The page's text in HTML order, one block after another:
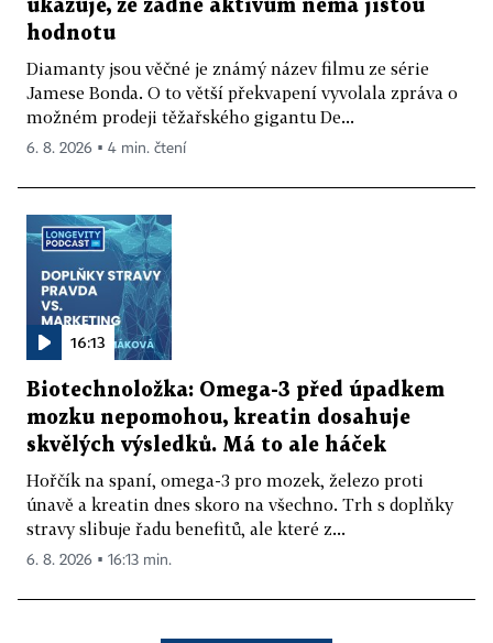
ukazuje, že žádné aktivum nemá jistou
hodnotu
Diamanty jsou věčné je známý název filmu ze série
Jamese Bonda. O to větší překvapení vyvolala zpráva o
možném prodeji těžařského gigantu De...
6. 8. 2026 ▪ 4 min. čtení
16:13
Biotechnoložka: Omega-3 před úpadkem
mozku nepomohou, kreatin dosahuje
skvělých výsledků. Má to ale háček
Hořčík na spaní, omega-3 pro mozek, železo proti
únavě a kreatin dnes skoro na všechno. Trh s doplňky
stravy slibuje řadu benefitů, ale které z...
6. 8. 2026 ▪ 16:13 min.